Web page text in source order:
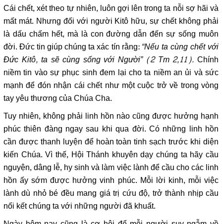
Cái chết, xét theo tự nhiên, luôn gợi lên trong ta nỗi sợ hãi và
mất mát. Nhưng đối với người Kitô hữu, sự chết không phải
là dấu chấm hết, mà là con đường dẫn đến sự sống muôn
đời. Đức tin giúp chúng ta xác tín rằng:“Nếu ta cùng chết với
Đức Kitô, ta sẽ cùng sống với Người” (2 Tm 2,11). Chính
niềm tin vào sự phục sinh đem lại cho ta niềm an ủi và sức
mạnh để đón nhận cái chết như một cuộc trở về trong vòng
tay yêu thương của Chúa Cha.
Tuy nhiên, không phải linh hồn nào cũng được hưởng hạnh
phúc thiên đàng ngay sau khi qua đời. Có những linh hồn
cần được thanh luyện để hoàn toàn tinh sạch trước khi diện
kiến Chúa. Vì thế, Hội Thánh khuyên dạy chúng ta hãy cầu
nguyện, dâng lễ, hy sinh và làm việc lành để cầu cho các linh
hồn ấy sớm được hưởng vinh phúc. Mỗi lời kinh, mỗi việc
lành dù nhỏ bé đều mang giá trị cứu độ, trở thành nhịp cầu
nối kết chúng ta với những người đã khuất.